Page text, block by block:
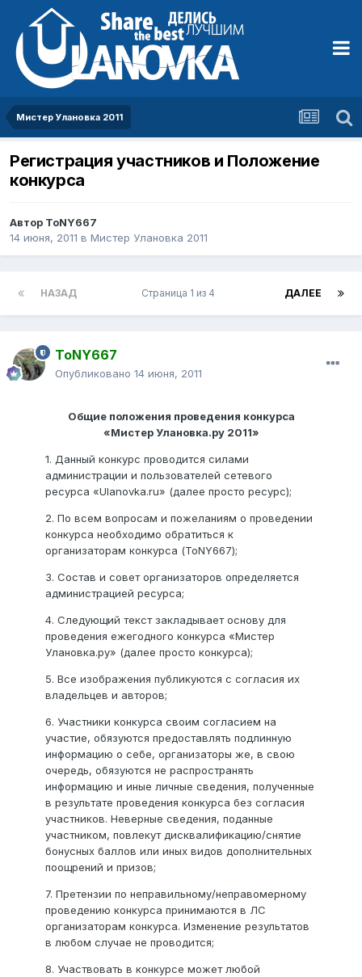
Мистер Улановка 2011
Регистрация участников и Положение
конкурса
Автор ToNY667
14 июня, 2011 в Мистер Улановка 2011
НАЗАД ДАЛЕЕ
Страница 1 из 4
ToNY667
Опубликовано 14 июня, 2011
Общие положения проведения конкурса
«Мистер Улановка.ру 2011»
1. Данный конкурс проводится силами
администрации и пользователей сетевого
ресурса «Ulanovka.ru» (далее просто ресурс);
2. По всем вопросам и пожеланиям о проведении
конкурса необходимо обратиться к
организаторам конкурса (ToNY667);
3. Состав и совет организаторов определяется
администрацией ресурса;
4. Следующий текст закладывает основу для
проведения ежегодного конкурса «Мистер
Улановка.ру» (далее просто конкурса);
5. Все изображения публикуются с согласия их
владельцев и авторов;
6. Участники конкурса своим согласием на
участие, обязуются предоставлять подлинную
информацию о себе, организаторы же, в свою
очередь, обязуются не распространять
информацию и иные личные сведения, полученные
в результате проведения конкурса без согласия
участников. Неверные сведения, поданные
участником, повлекут дисквалификацию/снятие
бонусных баллов или иных видов дополнительных
поощрений и призов;
7. Претензии по неправильному/неправомерному
проведению конкурса принимаются в ЛС
организаторам конкурса. Изменение результатов
в любом случае не проводится;
8. Участвовать в конкурсе может любой